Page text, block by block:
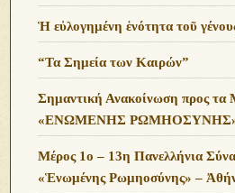
Ἡ εὐλογημένη ἑνότητα τοῦ
“Τα Σημεία των Καιρών”
Σημαντική Ανακοίνωση προς τα
«ΕΝΩΜΕΝΗΣ
Μέρος 1ο – 13η Πανελλήνια
«Ἑνωμένης Ρωμηοσύνης» –